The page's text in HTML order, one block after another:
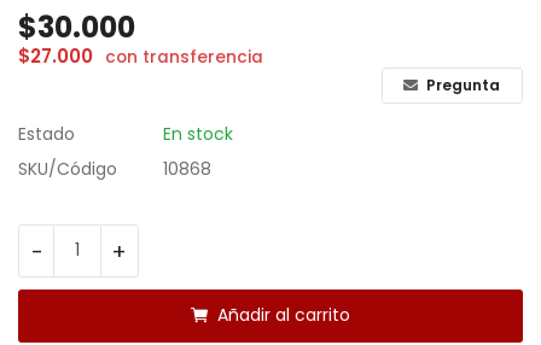
Lista de deseos
Acceso
Localización
ARS ($)
$30.000
$27.000 con transferencia
Pregunta
Estado
En stock
SKU/Código
10868
- +
Añadir al carrito